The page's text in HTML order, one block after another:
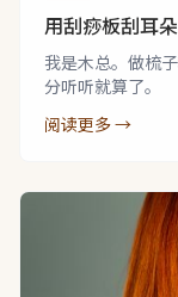
用刮痧板刮耳
我是木总。做梳
分听听就算了。
阅读更多 →